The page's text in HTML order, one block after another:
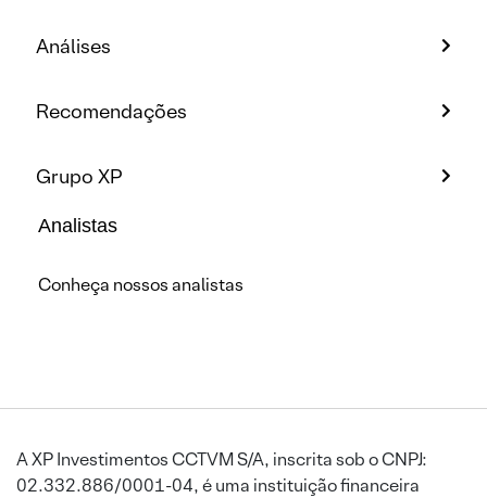
Análises
Recomendações
Grupo XP
Analistas
Conheça nossos analistas
A XP Investimentos CCTVM S/A, inscrita sob o CNPJ:
02.332.886/0001-04, é uma instituição financeira